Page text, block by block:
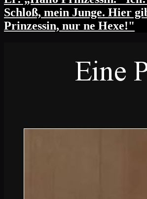
Schloß, mein Junge. Hier
Prinzessin, nur ne Hexe!"